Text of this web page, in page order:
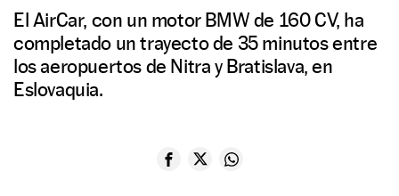
El AirCar, con un motor BMW de 160 CV, ha
completado un trayecto de 35 minutos entre
los aeropuertos de Nitra y Bratislava, en
Eslovaquia.